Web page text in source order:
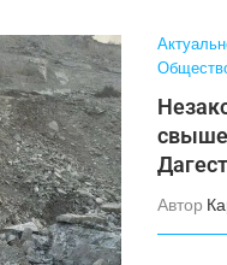
свыше
Автор